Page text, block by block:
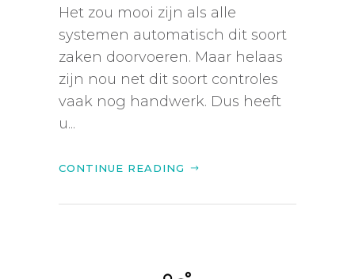
Het zou mooi zijn als alle
systemen automatisch dit soort
zaken doorvoeren. Maar helaas
zijn nou net dit soort controles
vaak nog handwerk. Dus heeft
u...
CONTINUE READING